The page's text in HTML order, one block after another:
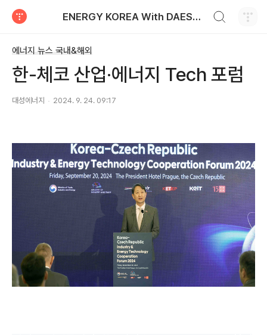
ENERGY KOREA With DAESUNG ENERGY
에너지 뉴스 국내&해외
한-체코 산업·에너지 Tech 포럼
대성에너지 2024. 9. 24. 09:17